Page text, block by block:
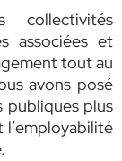
collectivités
associées et
tout au
avons posé
publiques plus